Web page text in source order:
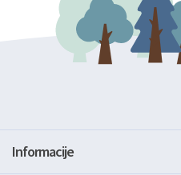
Informacije